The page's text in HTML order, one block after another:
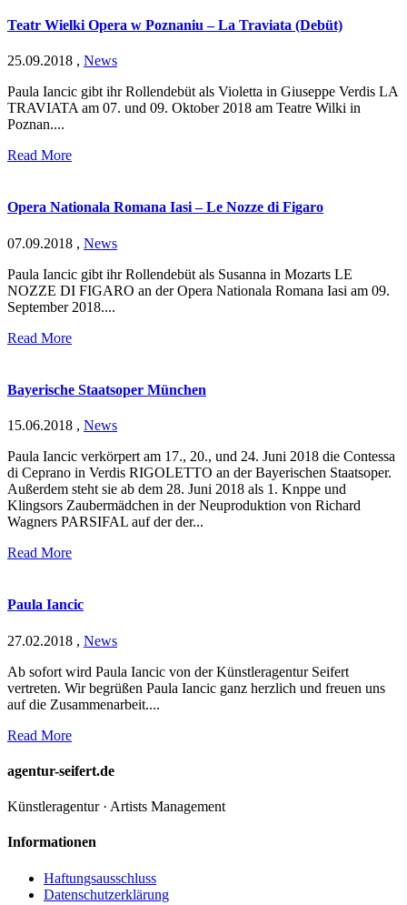
Teatr Wielki Opera w Poznaniu – La Traviata (Debüt)
25.09.2018 , News
Paula Iancic gibt ihr Rollendebüt als Violetta in Giuseppe Verdis LA
TRAVIATA am 07. und 09. Oktober 2018 am Teatre Wilki in
Poznan....
Read More
Opera Nationala Romana Iasi – Le Nozze di Figaro
07.09.2018 , News
Paula Iancic gibt ihr Rollendebüt als Susanna in Mozarts LE
NOZZE DI FIGARO an der Opera Nationala Romana Iasi am 09.
September 2018....
Read More
Bayerische Staatsoper München
15.06.2018 , News
Paula Iancic verkörpert am 17., 20., und 24. Juni 2018 die Contessa
di Ceprano in Verdis RIGOLETTO an der Bayerischen Staatsoper.
Außerdem steht sie ab dem 28. Juni 2018 als 1. Knppe und
Klingsors Zaubermädchen in der Neuproduktion von Richard
Wagners PARSIFAL auf der der...
Read More
Paula Iancic
27.02.2018 , News
Ab sofort wird Paula Iancic von der Künstleragentur Seifert
vertreten. Wir begrüßen Paula Iancic ganz herzlich und freuen uns
auf die Zusammenarbeit....
Read More
agentur-seifert.de
Künstleragentur · Artists Management
Informationen
Haftungsausschluss
Datenschutzerklärung